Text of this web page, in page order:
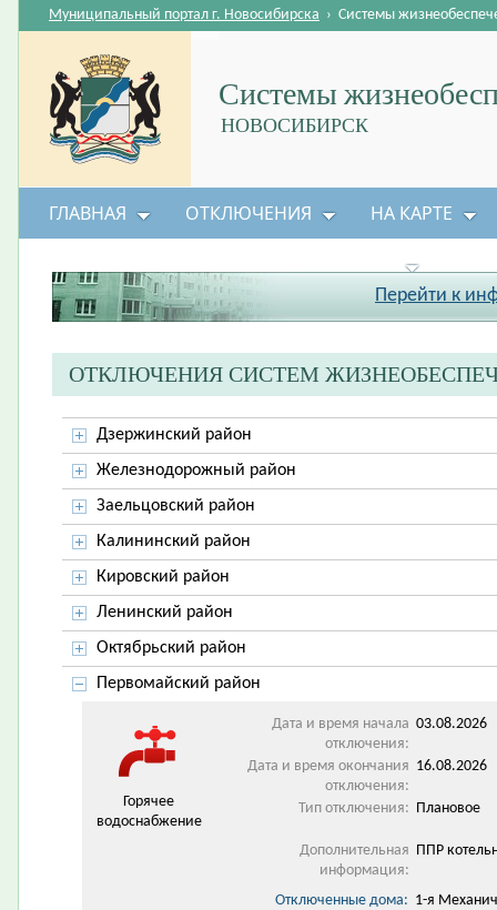
Системы
НОВОСИБИРСК
Муниципальный портал г. Новосибирска › Системы
ГЛАВНАЯ ОТКЛЮЧЕНИЯ НА КАРТЕ
Перейти к
ОТКЛЮЧЕНИЯ СИСТЕМ
Дзержинский район
Железнодорожный район
Заельцовский район
Калининский район
Кировский район
Ленинский район
Октябрьский район
Первомайский район
Горячее
водоснабжение
Дата и время начала
отключения:
03.08.2026
Дата и время окончания
отключения:
16.08.2026
Тип отключения: Плановое
Дополнительная
информация:
ППР
Отключенные дома: 1-я